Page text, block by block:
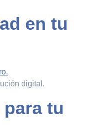
en tu
digital.
tu